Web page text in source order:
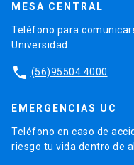
MESA CENTRAL
Teléfono para
Universidad.
phone (56)95504 4000
EMERGENCIAS UC
Teléfono en caso de
riesgo tu vida dentro de